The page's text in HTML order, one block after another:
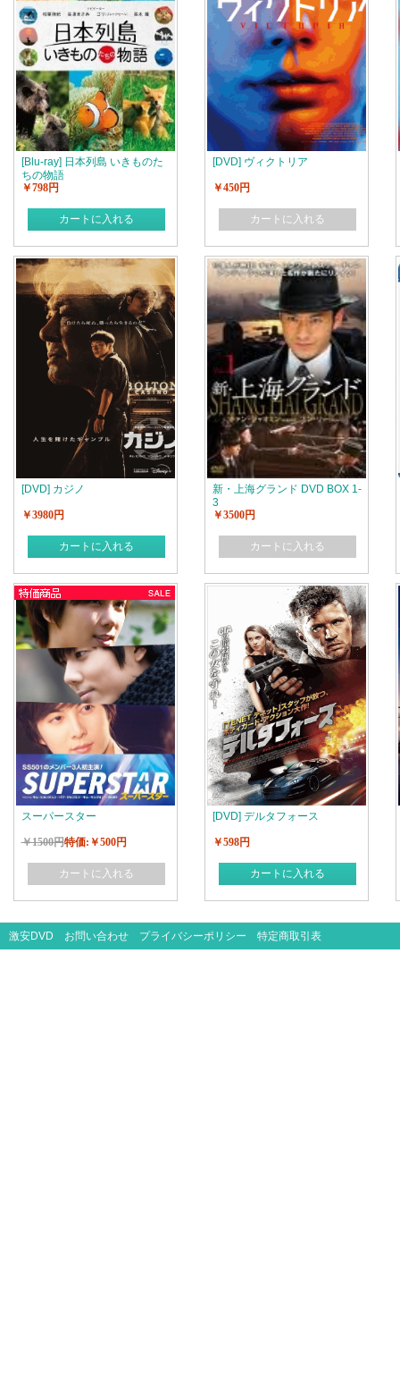
[Blu-ray] 日本列島 いきものた
ちの物語
￥798円
カートに入れる
[DVD] ヴィクトリア
￥450円
カートに入れる
[DVD] カジノ
￥3980円
カートに入れる
新・上海グランド DVD BOX 1-
3
￥3500円
カートに入れる
スーパースター
￥1500円特価:￥500円
カートに入れる
[DVD] デルタフォース
￥598円
カートに入れる
激安DVD お問い合わせ プライバシーポリシー 特定商取引表